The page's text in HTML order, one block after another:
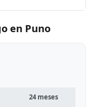
en Puno
24 meses